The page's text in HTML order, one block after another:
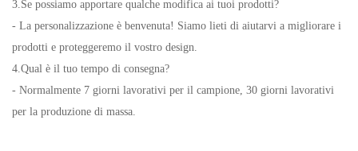
3.Se possiamo apportare qualche modifica ai tuoi prodotti?
- La personalizzazione è benvenuta! Siamo lieti di aiutarvi a migliorare i
prodotti e proteggeremo il vostro design.
4.Qual è il tuo tempo di consegna?
- Normalmente 7 giorni lavorativi per il campione, 30 giorni lavorativi
per la produzione di massa.